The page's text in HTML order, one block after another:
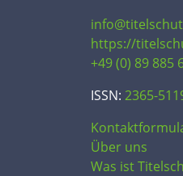
https://
+49 (0) 89 885
ISSN: 2365-
Über uns
Was ist